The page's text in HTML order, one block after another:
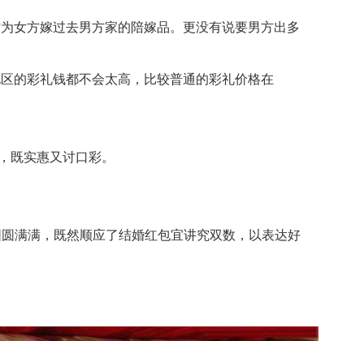
方嫁过去男方家的陪嫁品。更没有说要男方出多
彩礼钱都不会太高，比较普通的彩礼价格在
实惠又讨口彩。
满，既然顺应了结婚红包宜讲究双数，以表达好